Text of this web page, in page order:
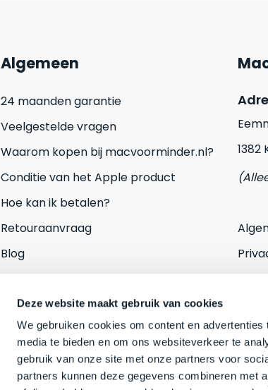
Deze website maakt gebruik van cookies
We gebruiken cookies om content en
media te bieden en om ons websiteverkeer te
gebruik van onze site met onze partners voor
partners kunnen deze gegevens combineren met
Algemeen
24 maanden garantie
Veelgestelde vragen
Waarom kopen bij macvoorminder.nl?
Conditie van het Apple product
Hoe kan ik betalen?
Retouraanvraag
Blog
1382